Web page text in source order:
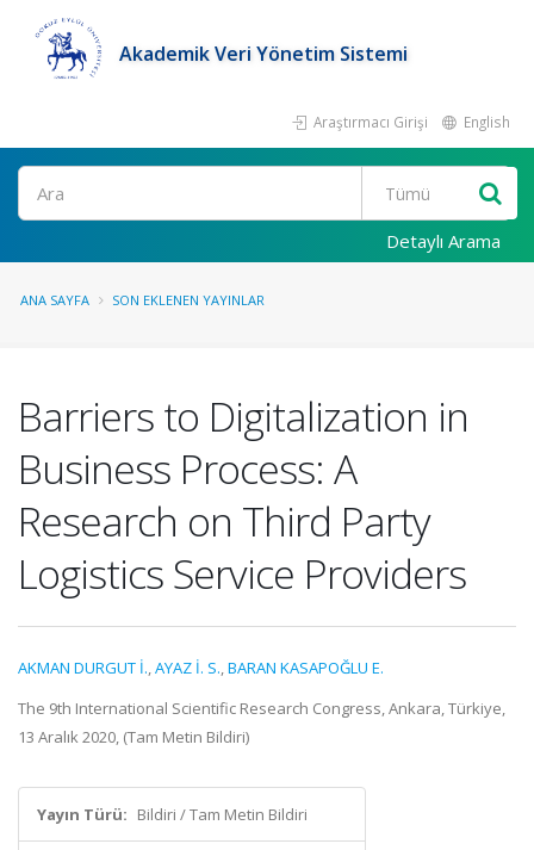
Akademik Veri Yönetim Sistemi
Araştırmacı Girişi English
Ara
Detaylı Arama
ANA SAYFA SON EKLENEN YAYINLAR
Barriers to Digitalization in
Business Process: A
Research on Third Party
Logistics Service Providers
AKMAN DURGUT İ.,AYAZ İ. S.,BARAN KASAPOĞLU E.
The 9th International Scientific Research Congress, Ankara, Türkiye,
13 Aralık 2020, (Tam Metin Bildiri)
Yayın Türü: Bildiri / Tam Metin Bildiri